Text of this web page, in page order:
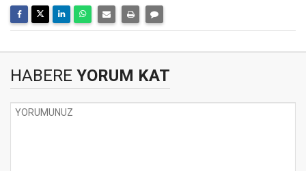
HABERE YORUM KAT